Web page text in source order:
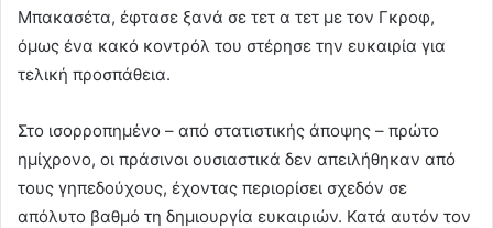
Μπακασέτα, έφτασε ξανά σε τετ α τετ με τον Γκροφ,
όμως ένα κακό κοντρόλ του στέρησε την ευκαιρία για
τελική προσπάθεια.
Στο ισορροπημένο – από στατιστικής άποψης – πρώτο
ημίχρονο, οι πράσινοι ουσιαστικά δεν απειλήθηκαν από
τους γηπεδούχους, έχοντας περιορίσει σχεδόν σε
απόλυτο βαθμό τη δημιουργία ευκαιριών. Κατά αυτόν τον